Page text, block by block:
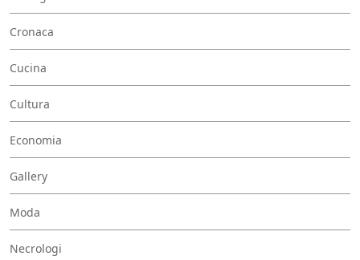
Cronaca
Cucina
Cultura
Economia
Gallery
Moda
Necrologi